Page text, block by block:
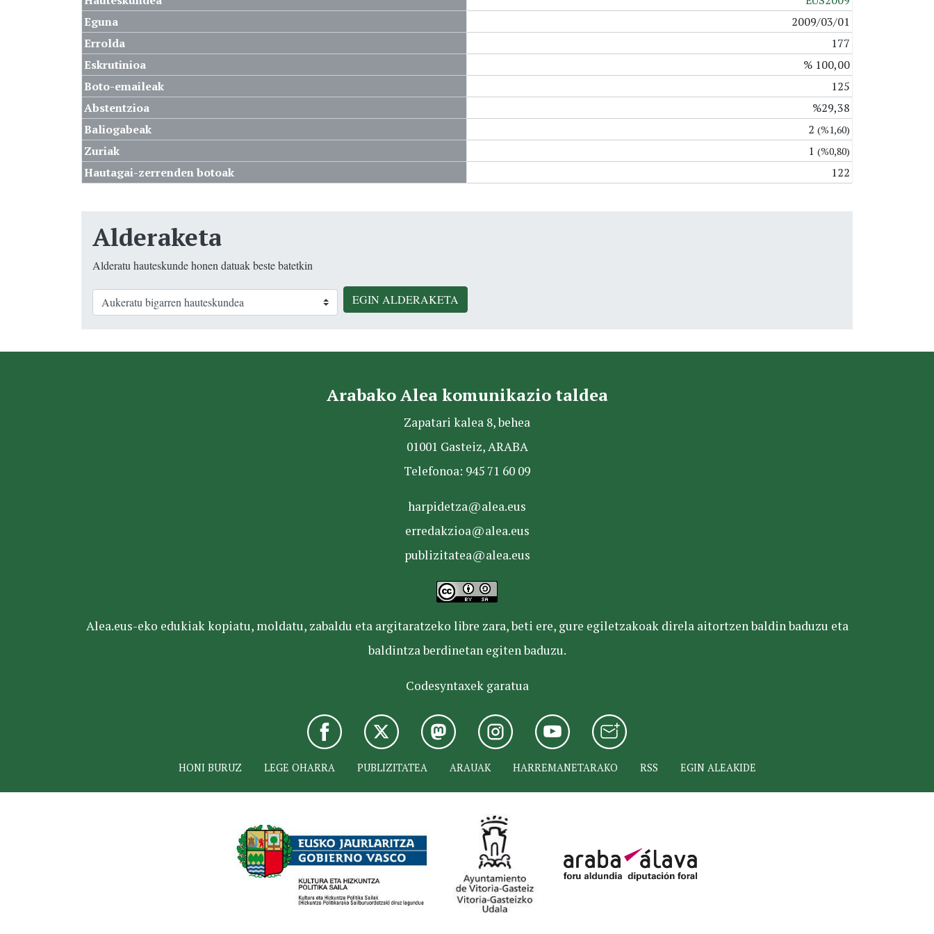
Eguna
2009/03/01
Errolda
177
Eskrutinioa
% 100,00
Boto-emaileak
125
Abstentzioa
%29,38
Baliogabeak
2 (%1,60)
Zuriak 1 (%0,80)
Hautagai-zerrenden botoak 122
Alderaketa
Alderatu hauteskunde honen datuak beste batetkin
EGIN ALDERAKETA
Arabako Alea komunikazio taldea
Zapatari kalea 8, behea
01001 Gasteiz, ARABA
Telefonoa: 945 71 60 09
harpidetza@alea.eus
erredakzioa@alea.eus
publizitatea@alea.eus
Alea.eus-eko edukiak kopiatu, moldatu, zabaldu eta argitaratzeko libre zara, beti ere, gure egiletzakoak direla aitortzen baldin baduzu eta
baldintza berdinetan egiten baduzu.
Codesyntaxek garatua
HONI BURUZ LEGE OHARRA PUBLIZITATEA ARAUAK HARREMANETARAKO RSS EGIN ALEAKIDE